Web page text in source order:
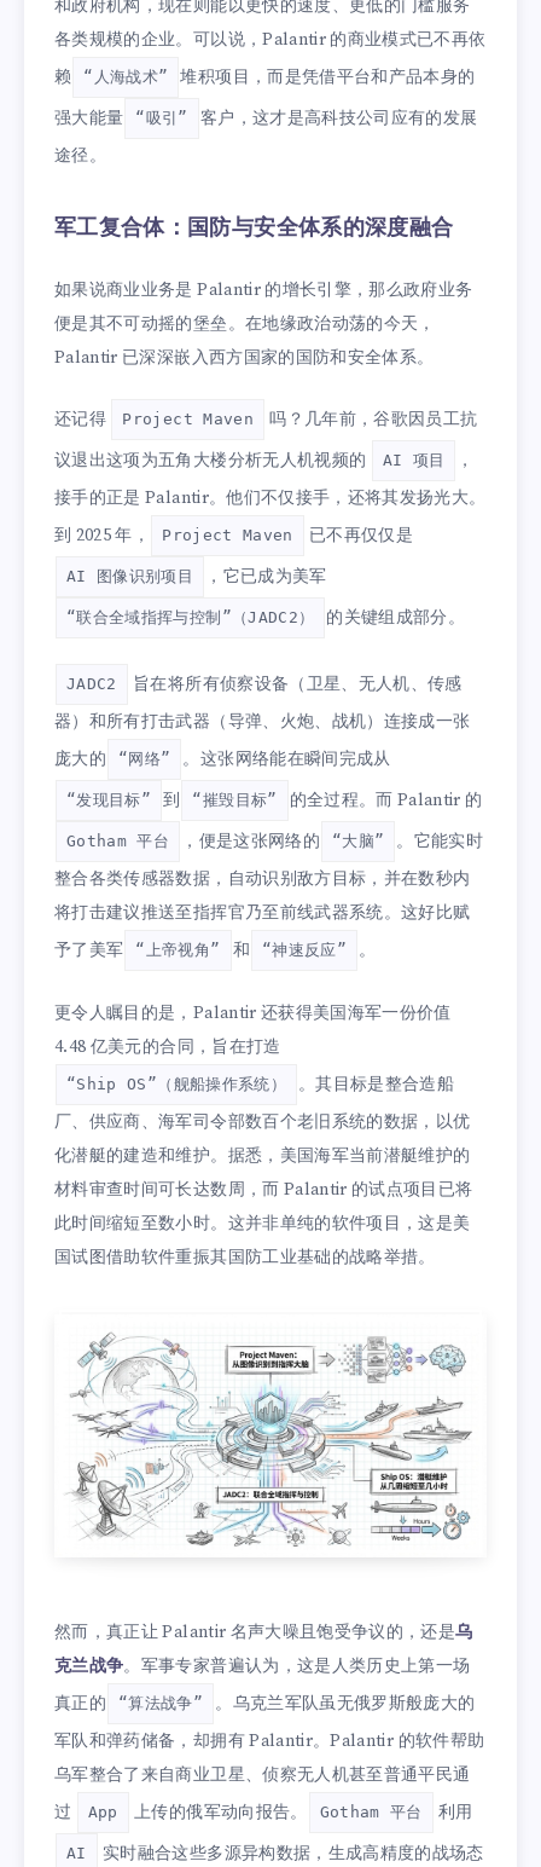
和政府机构，现在则能以更快的速度、更低的门槛服务
各类规模的企业。可以说，Palantir 的商业模式已不再依
赖
“人海战术”
堆积项目，而是凭借平台和产品本身的
强大能量
“吸引”
客户，这才是高科技公司应有的发展
途径。
军工复合体：国防与安全体系的深度融合
如果说商业业务是 Palantir 的增长引擎，那么政府业务
便是其不可动摇的堡垒。在地缘政治动荡的今天，
Palantir 已深深嵌入西方国家的国防和安全体系。
还记得 Project Maven
吗？几年前，谷歌因员工抗
议退出这项为五角大楼分析无人机视频的
AI 项目
，
接手的正是 Palantir。他们不仅接手，还将其发扬光大。
到 2025 年，
Project Maven 已不再仅仅是
AI 图像识别项目 ，它已成为美军
“联合全域指挥与控制”（JADC2） 的关键组成部分。
JADC2
旨在将所有侦察设备（卫星、无人机、传感
器）和所有打击武器（导弹、火炮、战机）连接成一张
庞大的
“网络” 。这张网络能在瞬间完成从
“发现目标” 到 “摧毁目标” 的全过程。而 Palantir 的
Gotham 平台 ，便是这张网络的 “大脑”
。它能实时
整合各类传感器数据，自动识别敌方目标，并在数秒内
将打击建议推送至指挥官乃至前线武器系统。这好比赋
予了美军
“上帝视角” 和 “神速反应” 。
更令人瞩目的是，Palantir 还获得美国海军一份价值
4.48 亿美元的合同，旨在打造
“Ship OS”（舰船操作系统）
。其目标是整合造船
厂、供应商、海军司令部数百个老旧系统的数据，以优
化潜艇的建造和维护。据悉，美国海军当前潜艇维护的
材料审查时间可长达数周，而 Palantir 的试点项目已将
此时间缩短至数小时。这并非单纯的软件项目，这是美
国试图借助软件重振其国防工业基础的战略举措。
然而，真正让 Palantir 名声大噪且饱受争议的，还是乌
克兰战争。军事专家普遍认为，这是人类历史上第一场
真正的
“算法战争”
。乌克兰军队虽无俄罗斯般庞大的
军队和弹药储备，却拥有 Palantir。Palantir 的软件帮助
乌军整合了来自商业卫星、侦察无人机甚至普通平民通
过
App 上传的俄军动向报告。 Gotham 平台 利用
AI
实时融合这些多源异构数据，生成高精度的战场态